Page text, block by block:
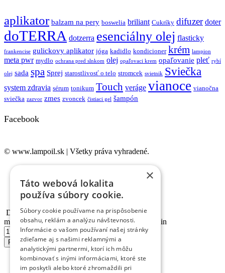
aplikator balzam na pery boswelia briliant Cukríky difuzer doter
doTERRA dotzerra esenciálny olej flasticky
frankencise gulickovy aplikator jóga kadidlo kondicioner krém lampion
meta pwr mydlo ochrana pred slnkom olej opaľovaci krem opaľovanie pleť rybí
olej sada spa Sprej starostlivosť o telo stromcek svietnik Sviečka
system zdravia sérum tonikum Touch veráge vianoce vianočna
sviečka zazvor zmes zvoncek čistiaci gel šampón
Facebook
© www.lampoil.sk | Všetky práva vyhradené.
Obchodné podmienky
Kontakt
Dekoratívne sklo – Ole...
množstvo Dekoratívne sklo - Olejová lampa Aladin
Pridať do košíka
×
Táto webová lokalita
používa súbory cookie.
Súbory cookie používame na prispôsobenie
obsahu, reklám a analýzu návštevnosti.
Informácie o vašom používaní našej stránky
zdieľame aj s našimi reklamnými a
analytickými partnermi, ktorí ich môžu
kombinovať s inými informáciami, ktoré ste
im poskytli alebo ktoré zhromaždili pri